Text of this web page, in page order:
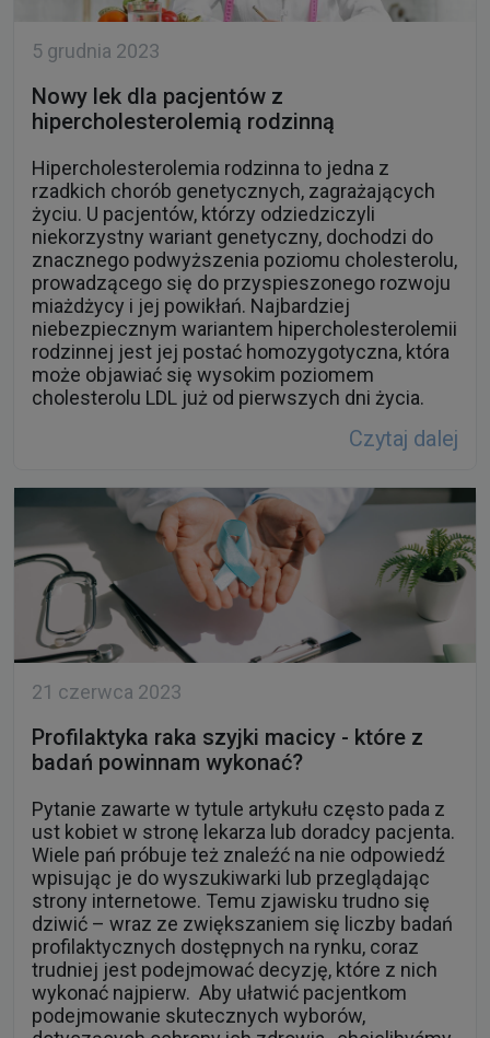
5 grudnia 2023
Nowy lek dla pacjentów z
hipercholesterolemią rodzinną
Hipercholesterolemia rodzinna to jedna z
rzadkich chorób genetycznych, zagrażających
życiu. U pacjentów, którzy odziedziczyli
niekorzystny wariant genetyczny, dochodzi do
znacznego podwyższenia poziomu cholesterolu,
prowadzącego się do przyspieszonego rozwoju
miażdżycy i jej powikłań. Najbardziej
niebezpiecznym wariantem hipercholesterolemii
rodzinnej jest jej postać homozygotyczna, która
może objawiać się wysokim poziomem
cholesterolu LDL już od pierwszych dni życia.
Czytaj dalej
21 czerwca 2023
Profilaktyka raka szyjki macicy - które z
badań powinnam wykonać?
Pytanie zawarte w tytule artykułu często pada z
ust kobiet w stronę lekarza lub doradcy pacjenta.
Wiele pań próbuje też znaleźć na nie odpowiedź
wpisując je do wyszukiwarki lub przeglądając
strony internetowe. Temu zjawisku trudno się
dziwić – wraz ze zwiększaniem się liczby badań
profilaktycznych dostępnych na rynku, coraz
trudniej jest podejmować decyzję, które z nich
wykonać najpierw. Aby ułatwić pacjentkom
podejmowanie skutecznych wyborów,